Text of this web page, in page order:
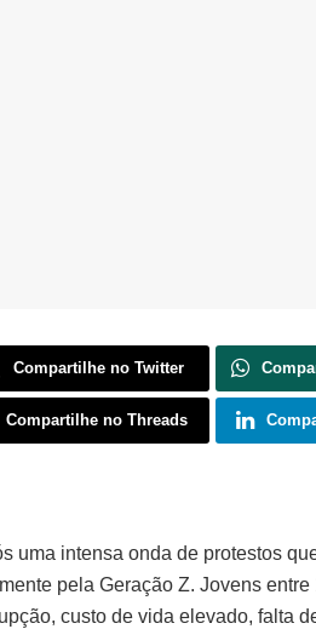
Compartilhe no Twitter
Compartilhe no Threads
uma intensa onda de protestos
pela Geração Z. Jovens entre
custo de vida elevado, falta